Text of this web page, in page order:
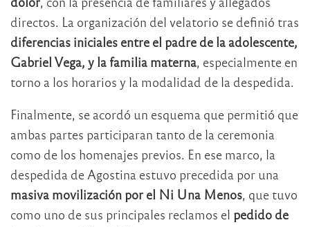
directos. La organización del velatorio se definió tras
diferencias iniciales entre el padre de la adolescente,
Gabriel Vega, y la familia materna, especialmente en
torno a los horarios y la modalidad de la despedida.
Finalmente, se acordó un esquema que permitió que
ambas partes participaran tanto de la ceremonia
como de los homenajes previos. En ese marco, la
despedida de Agostina estuvo precedida por una
masiva movilización por el Ni Una Menos, que tuvo
como uno de sus principales reclamos el pedido de